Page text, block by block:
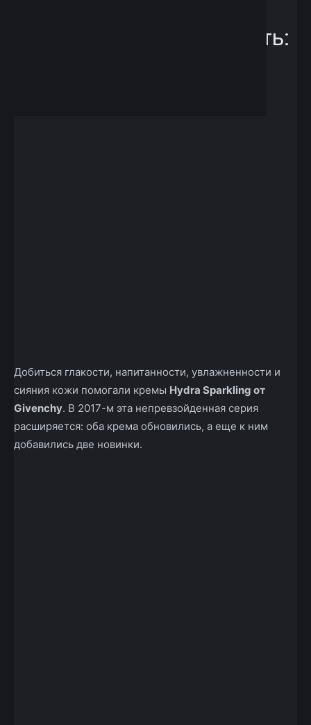
Как заставить кожу сиять:
Добиться глакости, напитанности, увлажненности и
сияния кожи помогали кремы Hydra Sparkling от
Givenchy. В 2017-м эта непревзойденная серия
расширяется: оба крема обновились, а еще к ним
добавились две новинки.